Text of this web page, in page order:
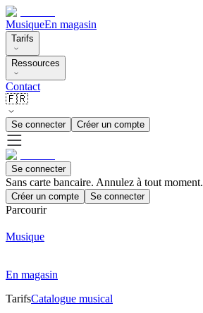
MusiqueEn magasin
Tarifs
Ressources
Contact
🇫🇷
Se connecter Créer un compte
Se connecter
Sans carte bancaire. Annulez à tout moment.
Créer un compte Se connecter
Parcourir
Musique
En magasin
TarifsCatalogue musical